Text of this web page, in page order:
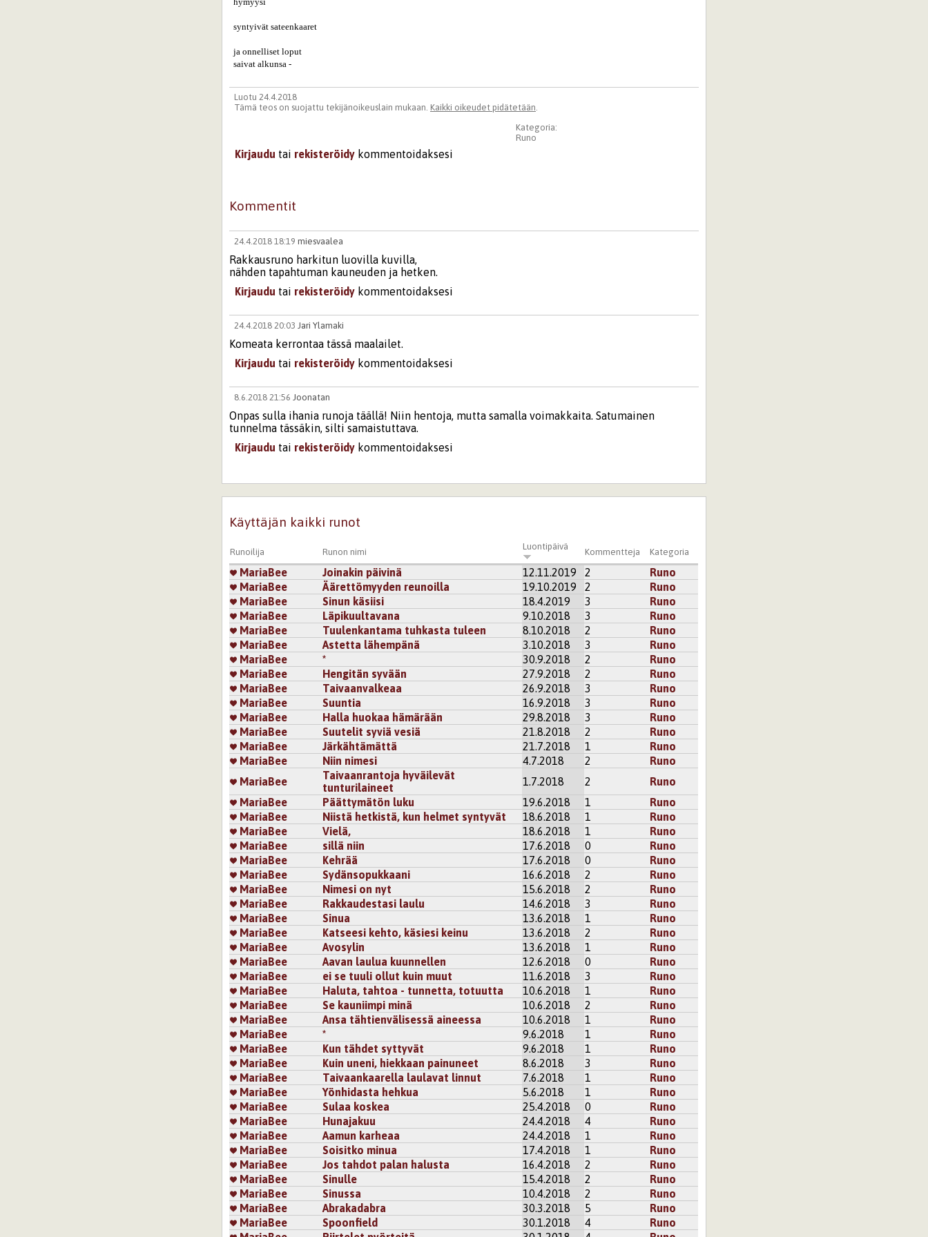
  syntyivät sateenkaaret
  ja onnelliset loput
  saivat alkunsa -
Luotu 24.4.2018
Tämä teos on suojattu tekijänoikeuslain mukaan. Kaikki oikeudet pidätetään.
Kategoria:
Runo
Kirjaudu tai rekisteröidy kommentoidaksesi
Kommentit
24.4.2018 18:19 miesvaalea
Rakkausruno harkitun luovilla kuvilla,
nähden tapahtuman kauneuden ja hetken.
Kirjaudu tai rekisteröidy kommentoidaksesi
24.4.2018 20:03 Jari Ylamaki
Komeata kerrontaa tässä maalailet.
Kirjaudu tai rekisteröidy kommentoidaksesi
8.6.2018 21:56 Joonatan
Onpas sulla ihania runoja täällä! Niin hentoja, mutta samalla voimakkaita. Satumainen
tunnelma tässäkin, silti samaistuttava.
Kirjaudu tai rekisteröidy kommentoidaksesi
27.3.2021 12:39RunoNosta
Taas uusi hunajakuu käsillä. Ajankohtaista uudelleen ja uudelleen.
Kirjaudutairekisteröidykommentoidaksesi
Käyttäjän kaikki runot
Runoilija Runon nimi
Luontipäivä
Kommentteja Kategoria
MariaBee Joinakin päivinä 12.11.2019 2
Runo
MariaBee
Äärettömyyden reunoilla 19.10.2019 2
Runo
MariaBee
Sinun käsiisi 18.4.2019 3
Runo
MariaBee
Läpikuultavana 9.10.2018 3
Runo
MariaBee
Tuulenkantama tuhkasta tuleen 8.10.2018 2
Runo
MariaBee
Astetta lähempänä 3.10.2018 3
Runo
MariaBee
* 30.9.2018 2
Runo
MariaBee
Hengitän syvään 27.9.2018 2
Runo
MariaBee
Taivaanvalkeaa 26.9.2018 3
Runo
MariaBee
Suuntia 16.9.2018 3
Runo
MariaBee
Halla huokaa hämärään 29.8.2018 3
Runo
MariaBee
Suutelit syviä vesiä 21.8.2018 2
Runo
MariaBee
Järkähtämättä 21.7.2018 1
Runo
MariaBee
Niin nimesi 4.7.2018 2
Runo
MariaBee
Taivaanrantoja hyväilevät
tunturilaineet
1.7.2018 2
Runo
MariaBee
Päättymätön luku 19.6.2018 1
Runo
MariaBee
Niistä hetkistä, kun helmet syntyvät 18.6.2018 1
Runo
MariaBee
Vielä, 18.6.2018 1
Runo
MariaBee
sillä niin 17.6.2018 0
Runo
MariaBee
Kehrää 17.6.2018 0
Runo
MariaBee
Sydänsopukkaani 16.6.2018 2
Runo
MariaBee
Nimesi on nyt 15.6.2018 2
Runo
MariaBee
Rakkaudestasi laulu 14.6.2018 3
Runo
MariaBee
Sinua 13.6.2018 1
Runo
MariaBee
Katseesi kehto, käsiesi keinu 13.6.2018 2
Runo
MariaBee
Avosylin 13.6.2018 1
Runo
MariaBee
Aavan laulua kuunnellen 12.6.2018 0
Runo
MariaBee
ei se tuuli ollut kuin muut 11.6.2018 3
Runo
MariaBee
Haluta, tahtoa - tunnetta, totuutta 10.6.2018 1
Runo
MariaBee
Se kauniimpi minä 10.6.2018 2
Runo
MariaBee
Ansa tähtienvälisessä aineessa 10.6.2018 1
Runo
MariaBee
* 9.6.2018 1
Runo
MariaBee
Kun tähdet syttyvät 9.6.2018 1
Runo
MariaBee
Kuin uneni, hiekkaan painuneet 8.6.2018 3
Runo
MariaBee
Taivaankaarella laulavat linnut 7.6.2018 1
Runo
MariaBee
Yönhidasta hehkua 5.6.2018 1
Runo
MariaBee
Sulaa koskea 25.4.2018 0
Runo
MariaBee
Hunajakuu 24.4.2018 4
Runo
MariaBee
Aamun karheaa 24.4.2018 1
Runo
MariaBee
Soisitko minua 17.4.2018 1
Runo
MariaBee
Jos tahdot palan halusta 16.4.2018 2
Runo
MariaBee
Sinulle 15.4.2018 2
Runo
MariaBee
Sinussa 10.4.2018 2
Runo
MariaBee
Abrakadabra 30.3.2018 5
Runo
MariaBee
Spoonfield 30.1.2018 4
Runo